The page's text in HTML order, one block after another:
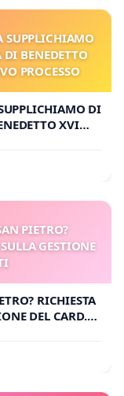
SUPPLICHIAMO
BENEDETTO
PROCESSO
DI
XVI
PIETRO?
GESTIONE
RICHIESTA
DEL CARD.